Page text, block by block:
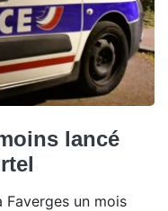
lancé
Faverges un mois